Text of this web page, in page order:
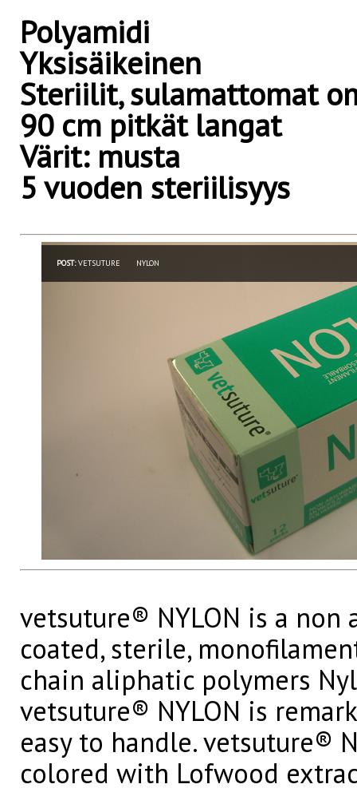
Polyamidi
Yksisäikeinen
Steriilit, sulamattomat
90 cm pitkät langat
Värit: musta
5 vuoden steriilisyys
POST:VETSUTURE NYLON
vetsuture® NYLON is a non
coated, sterile,
chain aliphatic polymers
vetsuture® NYLON is
easy to handle. vetsuture®
colored with Lofwood